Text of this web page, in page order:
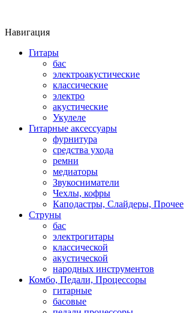
Навигация
Гитары
бас
электроакустические
классические
электро
акустические
Укулеле
Гитарные аксессуары
фурнитура
средства ухода
ремни
медиаторы
Звукосниматели
Чехлы, кофры
Каподастры, Слайдеры, Прочее
Струны
бас
электрогитары
классической
акустической
народных инструментов
Комбо, Педали, Процессоры
гитарные
басовые